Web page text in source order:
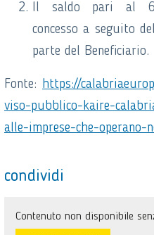
Il saldo pari al
concesso a seguito
parte del Beneficiario.
Fonte: https://
viso-pubblico-kaire-
alle-imprese-che-
condividi
Contenuto non disponibile